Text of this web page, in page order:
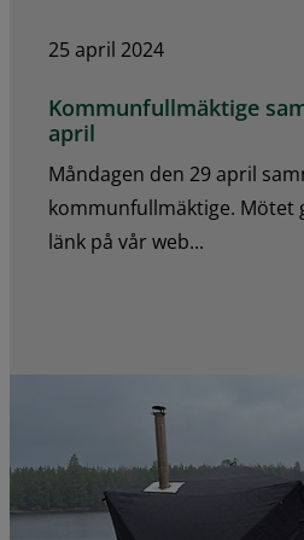
25 april 2024
Kommunfullmäktige
april
Måndagen den 29 april
kommunfullmäktige. Mötet
länk på vår web...